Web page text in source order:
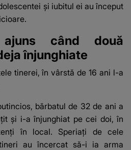
și iubitul ei au început
când două
înjunghiate
tinerei, în vârstă de 16 ani l-a
bărbatul de 32 de ani a
și i-a înjunghiat pe cei doi, în
în local. Speriați de cele
au încercat să-i ia arma